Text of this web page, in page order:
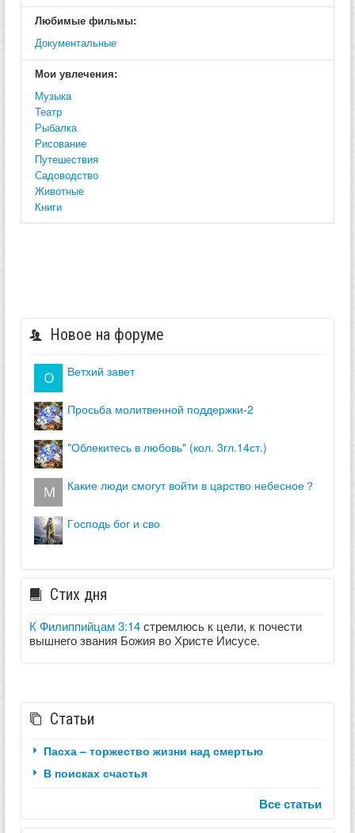
Любимые фильмы:
Документальные
Мои увлечения:
Музыка
Театр
Рыбалка
Рисование
Путешествия
Садоводство
Животные
Книги
Новое на форуме
ветхий завет
просьба молитвенной поддержки-2
"облекитесь в любовь" (кол. 3гл.14ст.)
какие люди смогут войти в царство небесное？
господь бог и сво
Стих дня
К Филиппийцам 3:14стремлюсь к цели, к почести
вышнего звания Божия во Христе Иисусе.
Статьи
Пасха – торжество жизни над смертью
В поисках счастья
Все статьи